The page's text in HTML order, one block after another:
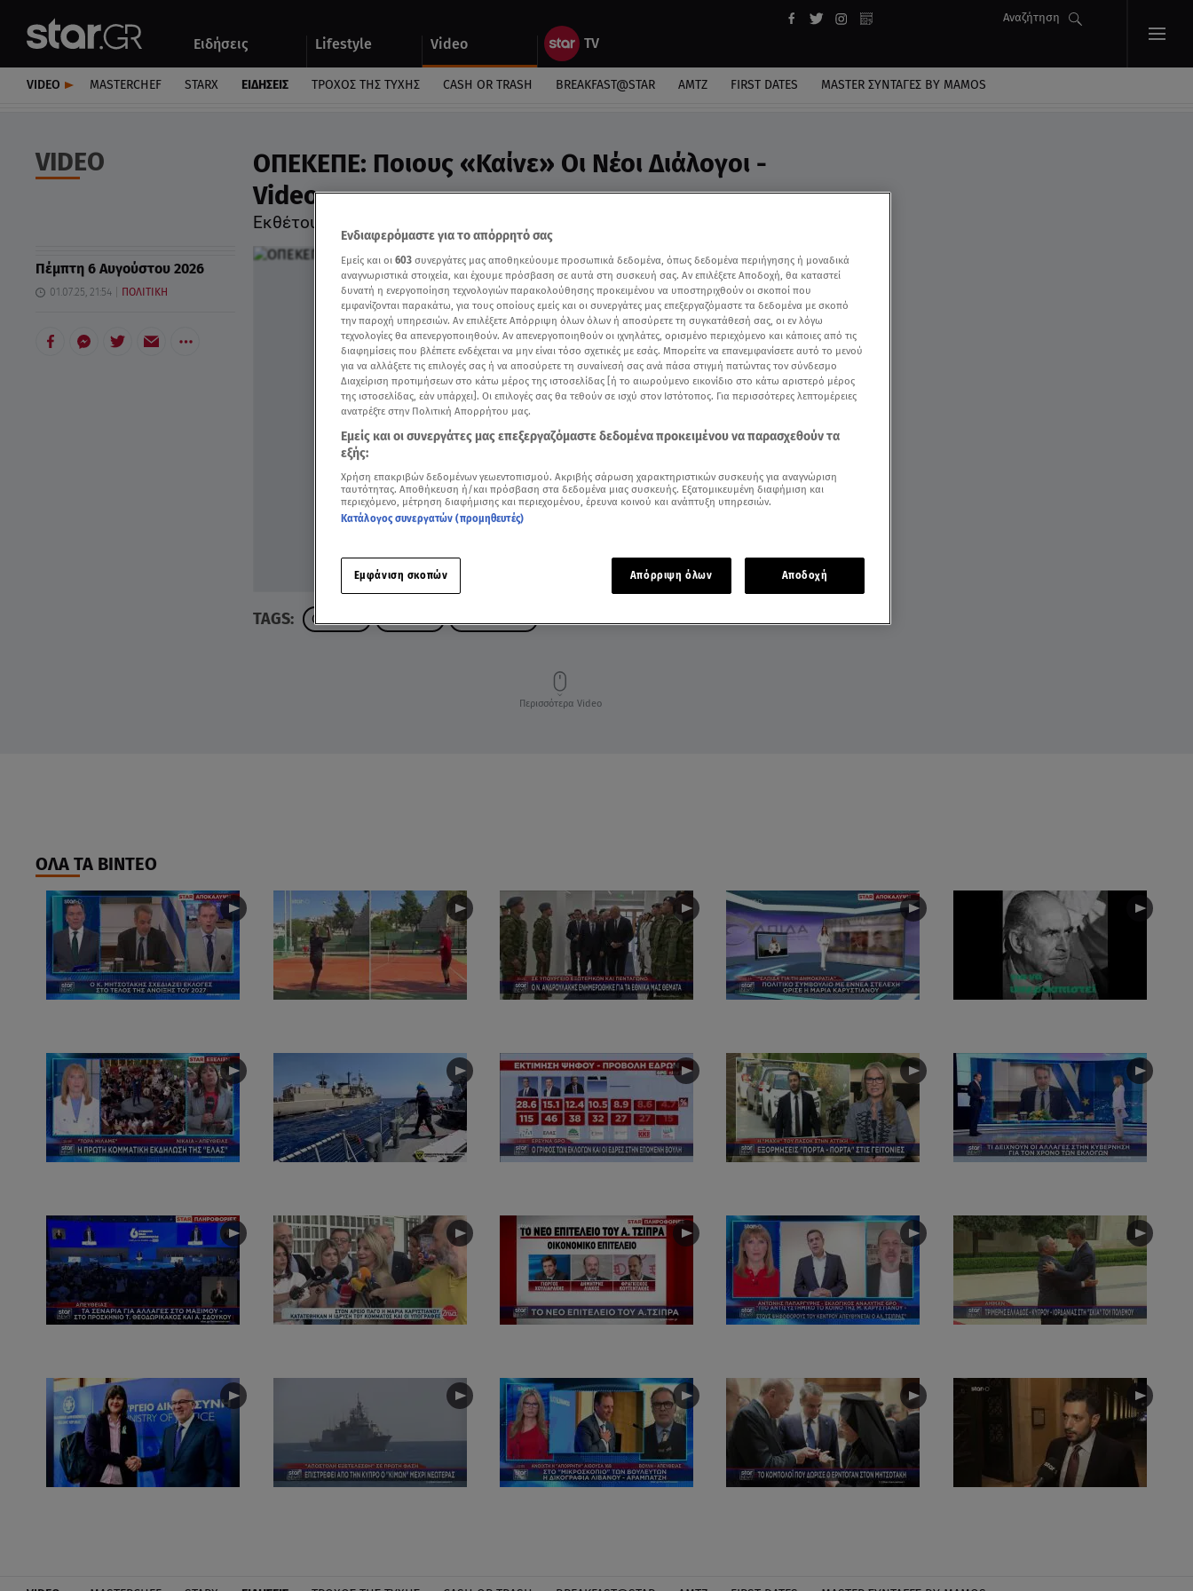
Ειδήσεις Lifestyle Video
Αναζήτηση
Αυτοκίνητο
VIDEO MASTERCHEF STARX ΕΙΔΉΣΕΙΣ ΤΡΟΧΌΣ ΤΗΣ ΤΎΧΗΣ CASH OR TRASH BREAKFAST@STAR ΑΜΤΖ FIRST DATES MASTER ΣΥΝΤΑΓΈΣ BY MAMOS
VIDEO
ΟΠΕΚΕΠΕ: Ποιους «Καίνε» Οι Νέοι Διάλογοι -
Video
Εκθέτουν Υπουργούς, βουλευτές και στελέχη του ΟΠΕΚΕΠΕ
Πέμπτη 6 Αυγούστου 2026
01.07.25, 21:54 ΠΟΛΙΤΙΚΗ
TAGS: ΟΠΕΚΕΠΕ
Περισσότερα Video
ΟΛΑ ΤΑ ΒΙΝΤΕΟ
Ενδιαφερόμαστε για το απόρρητό σας
Εμείς και οι 603 συνεργάτες μας αποθηκεύουμε προσωπικά δεδομένα, όπως δεδομένα περιήγησης ή μοναδικά
αναγνωριστικά στοιχεία, και έχουμε πρόσβαση σε αυτά στη συσκευή σας. Αν επιλέξετε Αποδοχή, θα καταστεί
δυνατή η ενεργοποίηση τεχνολογιών παρακολούθησης προκειμένου να υποστηριχθούν οι σκοποί που
εμφανίζονται παρακάτω, για τους οποίους εμείς και οι συνεργάτες μας επεξεργαζόμαστε τα δεδομένα με σκοπό
την παροχή υπηρεσιών. Αν επιλέξετε Απόρριψη όλων όλων ή αποσύρετε τη συγκατάθεσή σας, οι εν λόγω
τεχνολογίες θα απενεργοποιηθούν. Αν απενεργοποιηθούν οι ιχνηλάτες, ορισμένο περιεχόμενο και κάποιες από τις
διαφημίσεις που βλέπετε ενδέχεται να μην είναι τόσο σχετικές με εσάς. Μπορείτε να επανεμφανίσετε αυτό το μενού
για να αλλάξετε τις επιλογές σας ή να αποσύρετε τη συναίνεσή σας ανά πάσα στιγμή πατώντας τον σύνδεσμο
Διαχείριση προτιμήσεων στο κάτω μέρος της ιστοσελίδας [ή το αιωρούμενο εικονίδιο στο κάτω αριστερό μέρος
της ιστοσελίδας, εάν υπάρχει]. Οι επιλογές σας θα τεθούν σε ισχύ στον Ιστότοπος. Για περισσότερες λεπτομέρειες
ανατρέξτε στην Πολιτική Απορρήτου μας.
Εμείς και οι συνεργάτες μας επεξεργαζόμαστε δεδομένα προκειμένου να παρασχεθούν τα
εξής:
Χρήση επακριβών δεδομένων γεωεντοπισμού. Ακριβής σάρωση χαρακτηριστικών συσκευής για αναγνώριση
ταυτότητας. Αποθήκευση ή/και πρόσβαση στα δεδομένα μιας συσκευής. Εξατομικευμένη διαφήμιση και
περιεχόμενο, μέτρηση διαφήμισης και περιεχομένου, έρευνα κοινού και ανάπτυξη υπηρεσιών.
Κατάλογος συνεργατών (προμηθευτές)
Εμφάνιση σκοπών Απόρριψη όλων Αποδοχή